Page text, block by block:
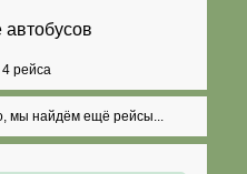
автобусов
рейса
мы найдём ещё рейсы...